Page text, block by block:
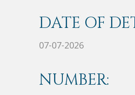
DATE OF
07-07-2026
NUMBER: